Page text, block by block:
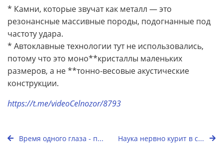
* Камни, которые звучат как металл — это
резонансные массивные породы, подогнанные под
частоту удара.
* Автоклавные технологии тут не использовались,
потому что это моно**кристаллы маленьких
размеров, а не **тонно-весовые акустические
конструкции.
https://t.me/videoCelnozor/8793
Время одного глаза - п... Наука нервно курит в с...